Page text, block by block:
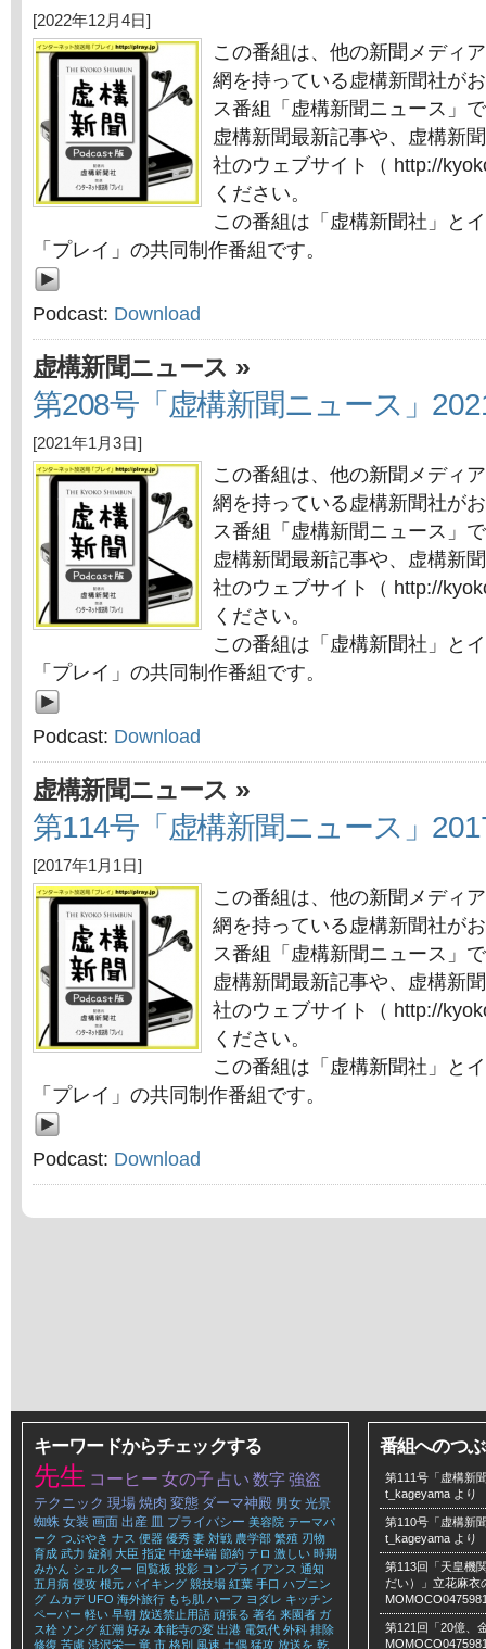
[2022年12月4日]
この番組は、他の新聞メディ
網を持っている虚構新聞社が
ス番組「虚構新聞ニュース」
虚構新聞最新記事や、虚構新
社のウェブサイト（ http://
ください。
この番組は「虚構新聞社」と
「プレイ」の共同制作番組です。
Podcast: Download
虚構新聞ニュース »
第208号「虚構新聞ニュース」
[2021年1月3日]
この番組は、他の新聞メディ
網を持っている虚構新聞社が
ス番組「虚構新聞ニュース」
虚構新聞最新記事や、虚構新
社のウェブサイト（ http://
ください。
この番組は「虚構新聞社」と
「プレイ」の共同制作番組です。
Podcast: Download
虚構新聞ニュース »
第114号「虚構新聞ニュース」
[2017年1月1日]
この番組は、他の新聞メディ
網を持っている虚構新聞社が
ス番組「虚構新聞ニュース」
虚構新聞最新記事や、虚構新
社のウェブサイト（ http://
ください。
この番組は「虚構新聞社」と
「プレイ」の共同制作番組です。
Podcast: Download
キーワードからチェックする
先生 コーヒー 女の子 占い 数字強盗
テクニック 現場 焼肉 変態 ダーマ神殿 男女 光景
蜘蛛 女装 画面 出産 皿 プライバシー 美容院 テーマパ
ーク つぶやき ナス 便器 優秀 妻 対戦 農学部 繁殖 刃物
育成 武力 錠剤 大臣 指定 中途半端 節約 テロ 激しい 時期
みかん シェルター 回覧板 投影 コンプライアンス 通知
五月病 侵攻 根元 バイキング 競技場 紅葉 手口 ハプニン
グ ムカデ UFO 海外旅行 もち肌 ハーフ ヨダレ キッチン
ペーパー 軽い 早朝 放送禁止用語 頑張る 著名 来園者 ガ
ス栓 ソング 紅潮 好み 本能寺の変 出港 電気代 外科 排除
修復 苦慮 渋沢栄一 竜 市 格別 風速 土偶 猛攻 放送を 乾
番組へのつ
第111号「虚構新
t_kageyama より
第110号「虚構新
t_kageyama より
第113回「天皇機
だい）」立花麻衣
第121回「20億、